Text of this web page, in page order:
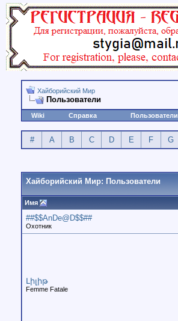
Хайборийский Мир
Пользователи
Wiki Справка Пользователи
# A B C D E F G
Хайборийский Мир: Пользователи
Имя
##$$AnDe@D$$##
Охотник
Լիլիթ
Femme Fatale